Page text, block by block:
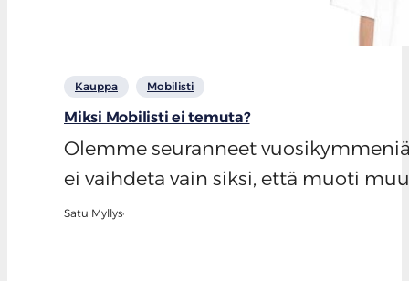
Kauppa Mobilisti
Miksi Mobilisti ei temuta?
Olemme seuranneet
ei vaihdeta vain siksi, että muoti
Satu Myllys·